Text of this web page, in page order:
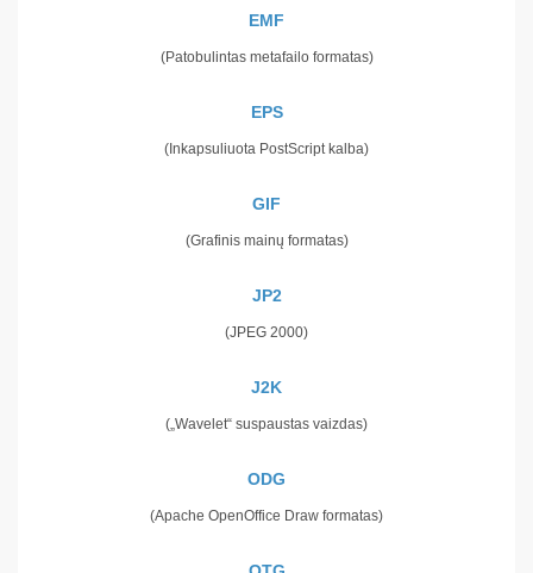
EMF
(Patobulintas metafailo formatas)
EPS
(Inkapsuliuota PostScript kalba)
GIF
(Grafinis mainų formatas)
JP2
(JPEG 2000)
J2K
(„Wavelet“ suspaustas vaizdas)
ODG
(Apache OpenOffice Draw formatas)